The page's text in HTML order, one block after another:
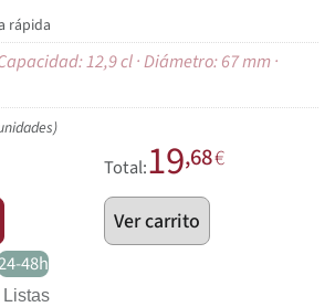
rápida
12,9 cl · Diámetro: 67 mm ·
Total:19,68€
Ver carrito
48h
Listas